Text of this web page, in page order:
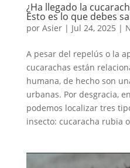
¿Ha llegado la
Esto es lo que debes
por Asier| Jul 24, 2025 |
A pesar del repelús o la
cucarachas están
humana, de hecho son
urbanas. Por desgracia,
podemos localizar tres
insecto: cucaracha rubia